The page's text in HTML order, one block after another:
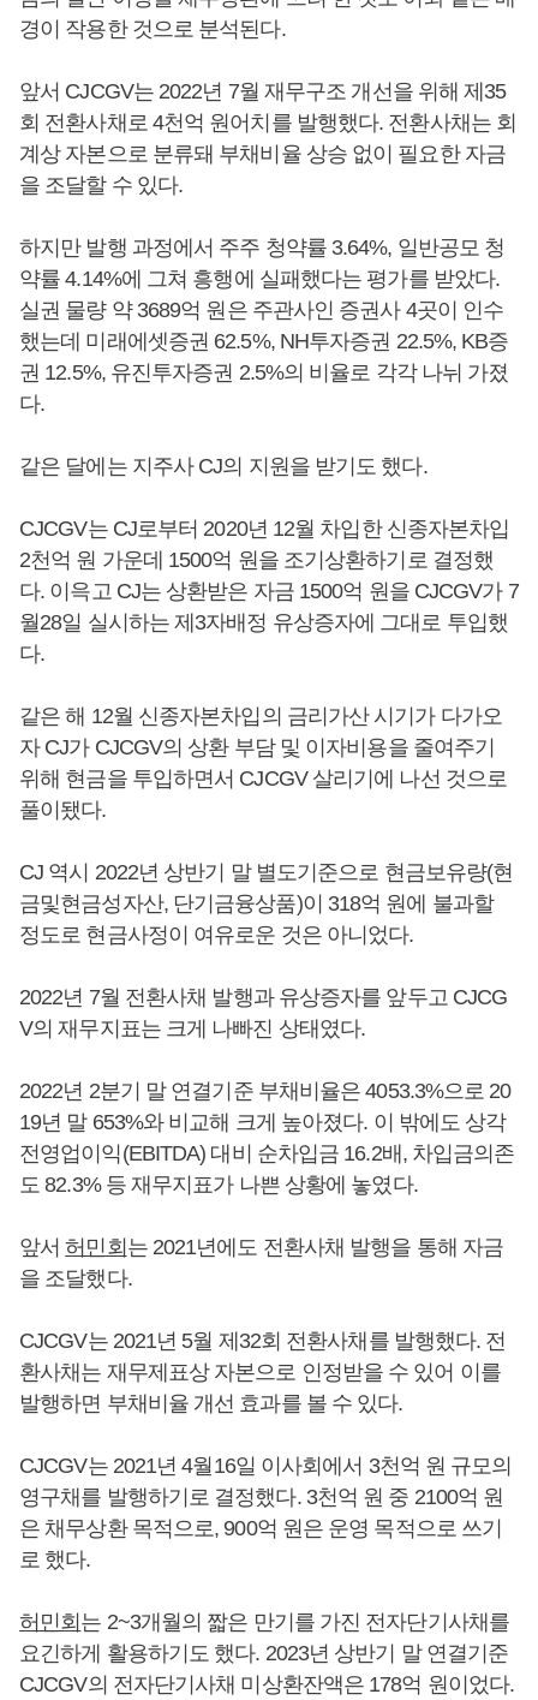
경이 작용한 것으로 분석된다.
앞서 CJCGV는 2022년 7월 재무구조 개선을 위해 제35
회 전환사채로 4천억 원어치를 발행했다. 전환사채는 회
계상 자본으로 분류돼 부채비율 상승 없이 필요한 자금
을 조달할 수 있다.
하지만 발행 과정에서 주주 청약률 3.64%, 일반공모 청
약률 4.14%에 그쳐 흥행에 실패했다는 평가를 받았다.
실권 물량 약 3689억 원은 주관사인 증권사 4곳이 인수
했는데 미래에셋증권 62.5%, NH투자증권 22.5%, KB증
권 12.5%, 유진투자증권 2.5%의 비율로 각각 나뉘 가졌
다.
같은 달에는 지주사 CJ의 지원을 받기도 했다.
CJCGV는 CJ로부터 2020년 12월 차입한 신종자본차입
2천억 원 가운데 1500억 원을 조기상환하기로 결정했
다. 이윽고 CJ는 상환받은 자금 1500억 원을 CJCGV가 7
월28일 실시하는 제3자배정 유상증자에 그대로 투입했
다.
같은 해 12월 신종자본차입의 금리가산 시기가 다가오
자 CJ가 CJCGV의 상환 부담 및 이자비용을 줄여주기
위해 현금을 투입하면서 CJCGV 살리기에 나선 것으로
풀이됐다.
CJ 역시 2022년 상반기 말 별도기준으로 현금보유량(현
금및현금성자산, 단기금융상품)이 318억 원에 불과할
정도로 현금사정이 여유로운 것은 아니었다.
2022년 7월 전환사채 발행과 유상증자를 앞두고 CJCG
V의 재무지표는 크게 나빠진 상태였다.
2022년 2분기 말 연결기준 부채비율은 4053.3%으로 20
19년 말 653%와 비교해 크게 높아졌다. 이 밖에도 상각
전영업이익(EBITDA) 대비 순차입금 16.2배, 차입금의존
도 82.3% 등 재무지표가 나쁜 상황에 놓였다.
앞서허민회는 2021년에도 전환사채 발행을 통해 자금
을 조달했다.
CJCGV는 2021년 5월 제32회 전환사채를 발행했다. 전
환사채는 재무제표상 자본으로 인정받을 수 있어 이를
발행하면 부채비율 개선 효과를 볼 수 있다.
CJCGV는 2021년 4월16일 이사회에서 3천억 원 규모의
영구채를 발행하기로 결정했다. 3천억 원 중 2100억 원
은 채무상환 목적으로, 900억 원은 운영 목적으로 쓰기
로 했다.
허민회는 2~3개월의 짧은 만기를 가진 전자단기사채를
요긴하게 활용하기도 했다. 2023년 상반기 말 연결기준
CJCGV의 전자단기사채 미상환잔액은 178억 원이었다.